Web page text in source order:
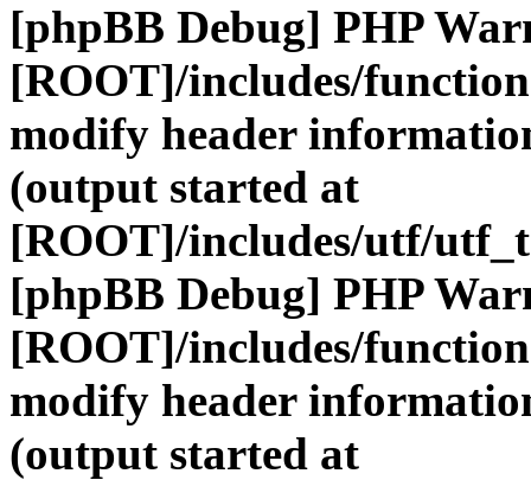
[phpBB Debug] PHP
[ROOT]/includes/
modify header
(output started at
[ROOT]/includes/utf/
[phpBB Debug] PHP
[ROOT]/includes/
modify header
(output started at